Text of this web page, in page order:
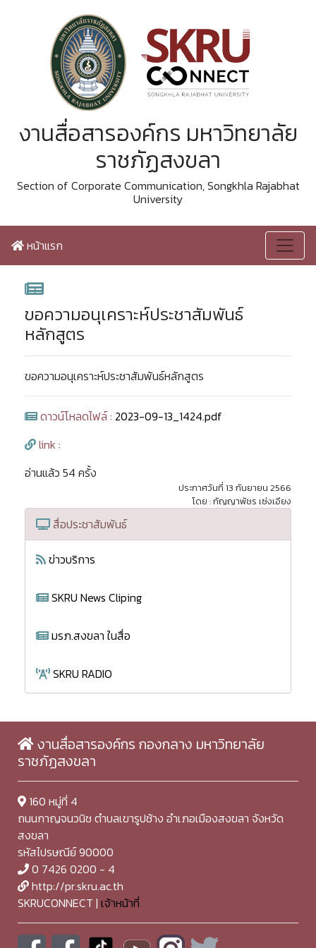
งานสื่อสารองค์กร มหาวิทยาลัย
ราชภัฏสงขลา
Section of Corporate Communication, Songkhla Rajabhat
University
หน้าแรก
ขอความอนุเคราะห์ประชาสัมพันธ์
หลักสูตร
ขอความอนุเคราะห์ประชาสัมพันธ์หลักสูตร
ดาวน์โหลดไฟล์ : 2023-09-13_1424.pdf
link :
อ่านแล้ว 54 ครั้ง
ประกาศวันที่ 13 กันยายน 2566
โดย : กัญญาพัชร เซ่งเอียง
สื่อประชาสัมพันธ์
ข่าวบริการ
SKRU News Cliping
มรภ.สงขลา ในสื่อ
SKRU RADIO
งานสื่อสารองค์กร กองกลาง มหาวิทยาลัย
ราชภัฏสงขลา
160 หมู่ที่ 4
ถนนกาญจนวนิช ตำบลเขารูปช้าง อำเภอเมืองสงขลา จังหวัด
สงขลา
รหัสไปรษณีย์ 90000
0 7426 0200 - 4
http://pr.skru.ac.th
SKRUCONNECT | เจ้าหน้าที่